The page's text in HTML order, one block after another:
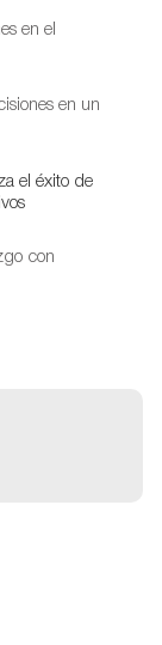
en el
en un
el éxito de
con